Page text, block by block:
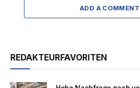
ADD A COMMENT
REDAKTEURFAVORITEN